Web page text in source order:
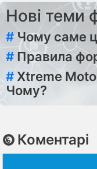
Нові теми
# Чому саме
# Правила
# Xtreme
Чому?
Коментарі